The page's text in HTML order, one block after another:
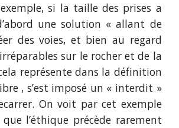
si la taille des prises a
une solution « allant de
des voies, et bien au regard
sur le rocher et de la
représente dans la définition
, s’est imposé un « interdit »
On voit par cet exemple
que l’éthique précède rarement